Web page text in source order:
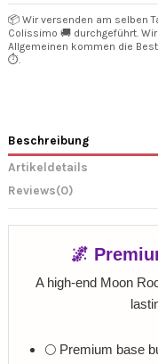
📦 Wir versenden am selben
Colissimo 🚚 durchgeführt.
Allgemeinen kommen die
⏱️.
Beschreibung
Artikeldetails
Reviews(0)
🌌
A high-end Moon
🌕 Premium base